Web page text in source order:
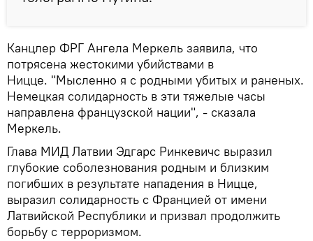
Канцлер ФРГ Ангела Меркель заявила, что
потрясена жестокими убийствами в
Ницце. "Мысленно я с родными убитых и раненых.
Немецкая солидарность в эти тяжелые часы
направлена французской нации", - сказала
Меркель.
Глава МИД Латвии Эдгарс Ринкевичс выразил
глубокие соболезнования родным и близким
погибших в результате нападения в Ницце,
выразил солидарность с Францией от имени
Латвийской Республики и призвал продолжить
борьбу с терроризмом.